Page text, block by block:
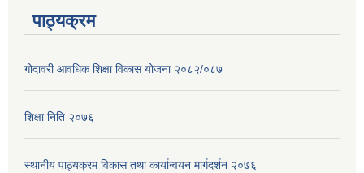
पाठ्यक्रम
गोदावरी आवधिक शिक्षा विकास योजना २०८२/०८७
शिक्षा निति २०७६
स्थानीय पाठ्यक्रम विकास तथा कार्यान्वयन मार्गदर्शन २०७६